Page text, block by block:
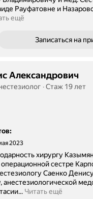
Рауфатовне и
ещё
Записаться на
Александрович
Стаж 19 лет
:
2023
хирургу
сестре
Саенко Денису
анестезиологической
Читать ещё